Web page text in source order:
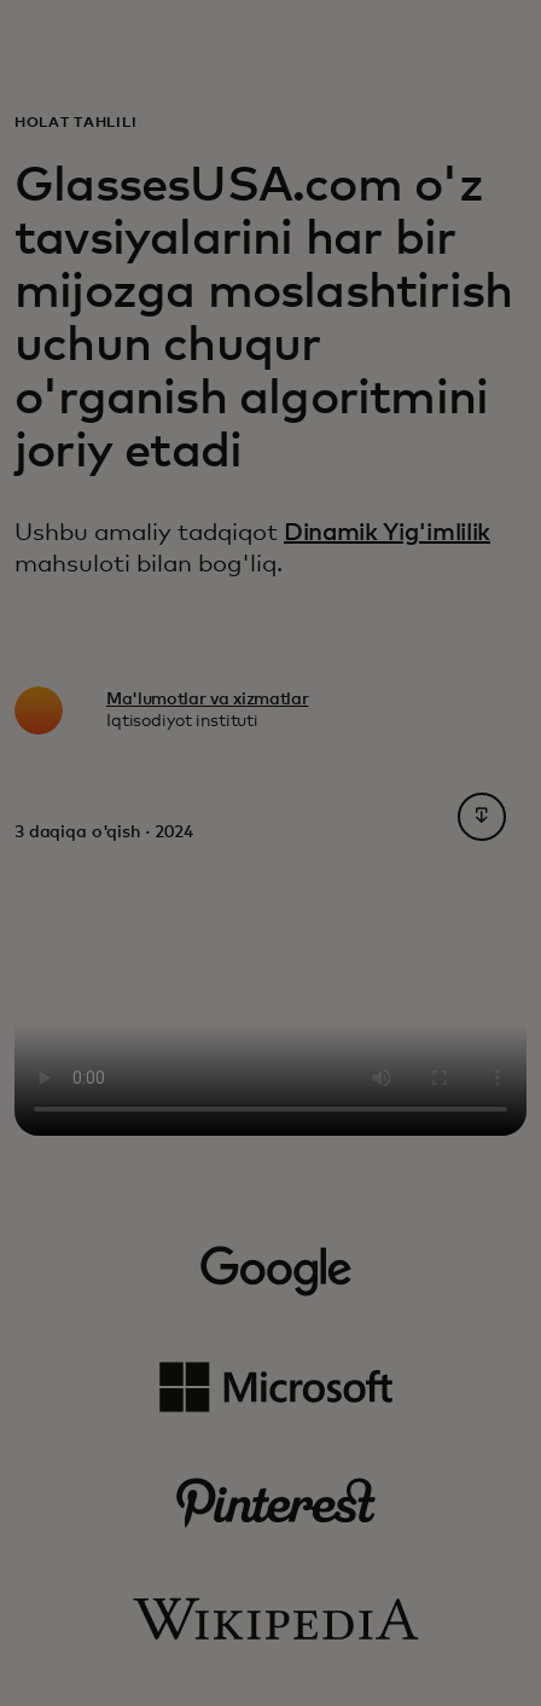
Biznes uchun
Butun dunyo uchun
Innovatorlar uchun
Yangiliklar va trendlar
HOLAT TAHLILI
GlassesUSA.com o'z
tavsiyalarini har bir
mijozga moslashtirish
uchun chuqur
o'rganish algoritmini
joriy etadi
Ushbu amaliy tadqiqot Dinamik Yig'imlilik
mahsuloti bilan bog'liq.
Ma'lumotlar va xizmatlar
Iqtisodiyot instituti
3 daqiqa o'qish · 2024
opens